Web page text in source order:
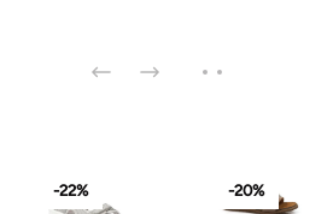
-22% -20%